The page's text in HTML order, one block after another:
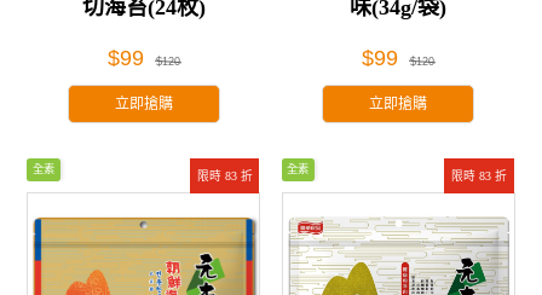
切海苔(24枚)
$99 $120
立即搶購
味(34g/袋)
$99 $120
立即搶購
限時 83 折
全素
限時 83 折
全素